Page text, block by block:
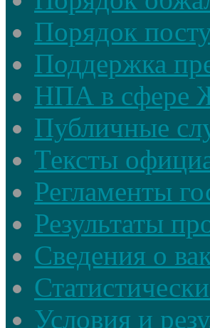
Порядок
Поддержка
НПА в сфере
Публичные
Тексты
Регламенты
Результаты
Сведения о
Условия и